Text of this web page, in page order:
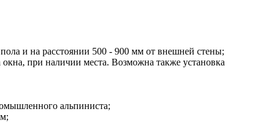
и на расстоянии 500 - 900 мм от внешней стены;
при наличии места. Возможна также установка
альпиниста;